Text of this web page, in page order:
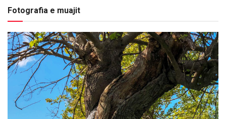
Fotografia e muajit